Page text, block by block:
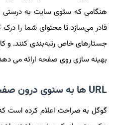
هنگامی که سئوی سایت به درستی
جستارهای خاص رتبه‌بندی کنند. و
بهینه سازی روی صفحه ارائه می
URL ها به سئوی درون صفحه کمک می کنند